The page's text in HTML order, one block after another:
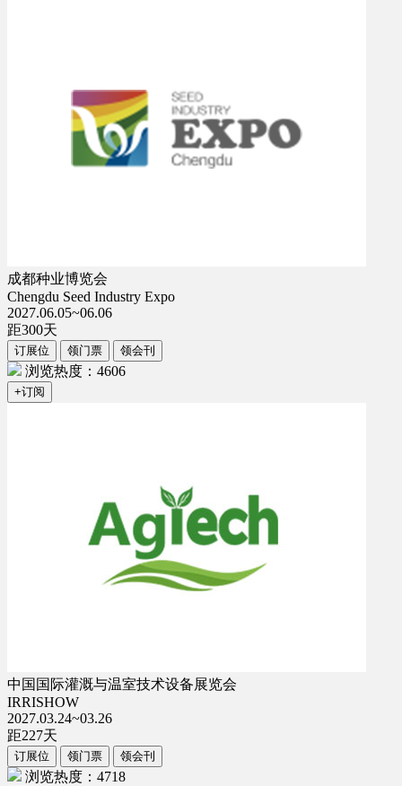
成都种业博览会
Chengdu Seed Industry Expo
2027.06.05~06.06
距300天
订展位 领门票 领会刊
浏览热度：4606
+订阅
中国国际灌溉与温室技术设备展览会
IRRISHOW
2027.03.24~03.26
距227天
订展位 领门票 领会刊
浏览热度：4718